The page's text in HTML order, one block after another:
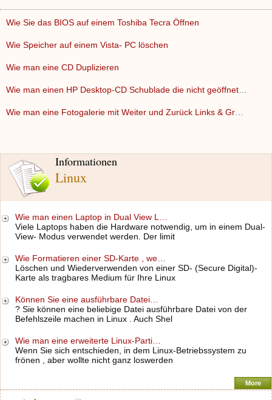
Informationen
Linux
Wie man einen Laptop in Dual View L…
Viele Laptops haben die Hardware notwendig, um in einem Dual-
View- Modus verwendet werden. Der limit
Wie Formatieren einer SD-Karte , we…
Löschen und Wiederverwenden von einer SD- (Secure Digital)-
Karte als tragbares Medium für Ihre Linux
Können Sie eine ausführbare Datei…
? Sie können eine beliebige Datei ausführbare Datei von der
Befehlszeile machen in Linux . Auch Shel
Wie man eine erweiterte Linux-Parti…
Wenn Sie sich entschieden, in dem Linux-Betriebssystem zu
frönen , aber wollte nicht ganz loswerden
More
Wie Sie das BIOS auf einem Toshiba Tecra Öffnen
Wie Speicher auf einem Vista- PC löschen
Wie man eine CD Duplizieren